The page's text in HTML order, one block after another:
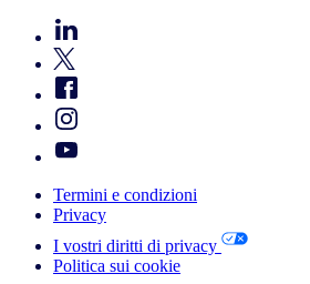
Termini e condizioni
Privacy
I vostri diritti di privacy
Politica sui cookie